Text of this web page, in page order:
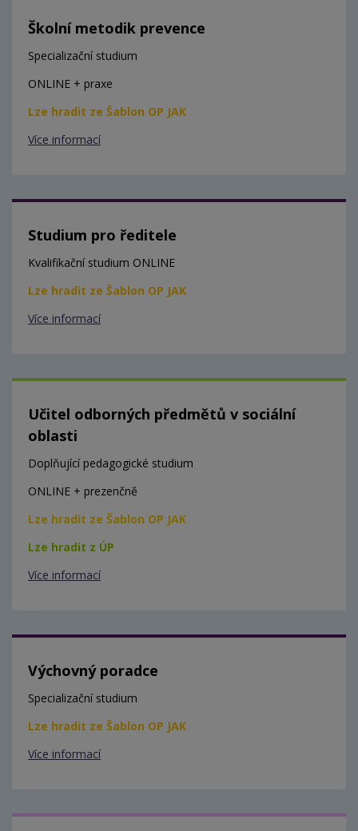
Školní metodik prevence
Specializační studium
ONLINE + praxe
Lze hradit ze Šablon OP JAK
Více informací
Studium pro ředitele
Kvalifikační studium ONLINE
Lze hradit ze Šablon OP JAK
Více informací
Učitel odborných předmětů v sociální
oblasti
Doplňující pedagogické studium
ONLINE + prezenčně
Lze hradit ze Šablon OP JAK
Lze hradit z ÚP
Více informací
Výchovný poradce
Specializační studium
Lze hradit ze Šablon OP JAK
Více informací